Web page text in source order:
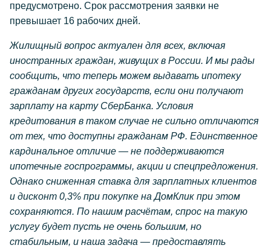
предусмотрено. Срок рассмотрения заявки не
превышает 16 рабочих дней.
Жилищный вопрос актуален для всех, включая
иностранных граждан, живущих в России. И мы рады
сообщить, что теперь можем выдавать ипотеку
гражданам других государств, если они получают
зарплату на карту СберБанка. Условия
кредитования в таком случае не сильно отличаются
от тех, что доступны гражданам РФ. Единственное
кардинальное отличие — не поддерживаются
ипотечные госпрограммы, акции и спецпредложения.
Однако сниженная ставка для зарплатных клиентов
и дисконт 0,3% при покупке на ДомКлик при этом
сохраняются. По нашим расчётам, спрос на такую
услугу будет пусть не очень большим, но
стабильным, и наша задача — предоставлять